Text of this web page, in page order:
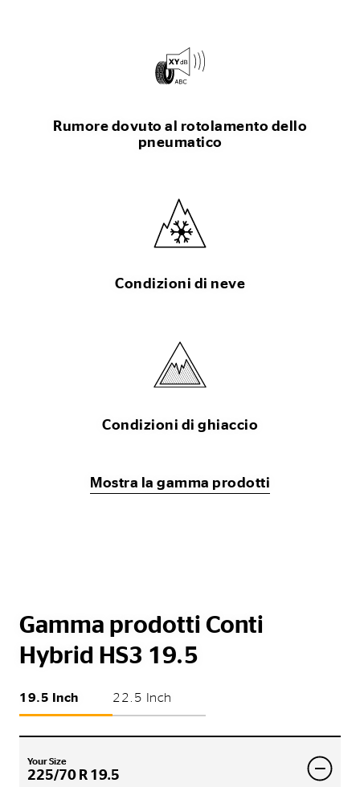
Rumore dovuto al rotolamento dello
pneumatico
Condizioni di neve
Condizioni di ghiaccio
Mostra la gamma prodotti
Gamma prodotti Conti
Hybrid HS3 19.5
19.5 Inch 22.5 Inch
Your Size
225/70 R 19.5